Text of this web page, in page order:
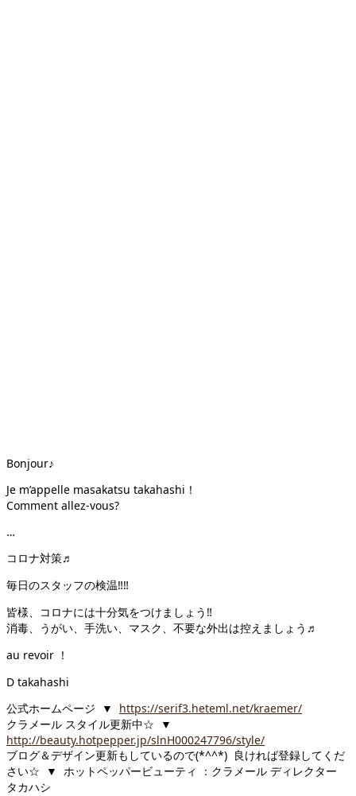
Bonjour♪
Je m’appelle masakatsu takahashi！
Comment allez-vous?
…
コロナ対策♬
毎日のスタッフの検温‼︎‼︎
皆様、コロナには十分気をつけましょう ‼︎
消毒、うがい、手洗い、マスク、不要な外出は控えましょう♬
au revoir ！
D takahashi
公式ホームページ ▼ https://serif3.heteml.net/kraemer/
クラメール スタイル更新中☆ ▼
http://beauty.hotpepper.jp/slnH000247796/style/
ブログ＆デザイン更新もしているので(*^^*) 良ければ登録してくだ
さい☆ ▼ ホットペッパービューティ ：クラメール ディレクター
タカハシ